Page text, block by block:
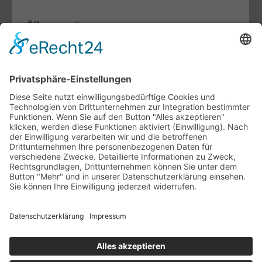
Öffnungszeiten
Mo. bis Fr.:
07.30 - 12.00 Uhr
Sa:
Fachthemen
Indoor-Living meets Outdoor-Living
Terrassendächer von Brustor
Lamellendächer von Warema
Unternehmen
Ausstellung